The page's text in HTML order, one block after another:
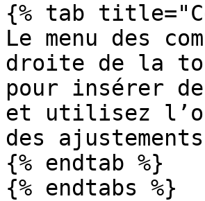
{% tab
Le menu des
droite de la
pour insérer
et utilisez
des
{% endtab %}
{% endtabs %}